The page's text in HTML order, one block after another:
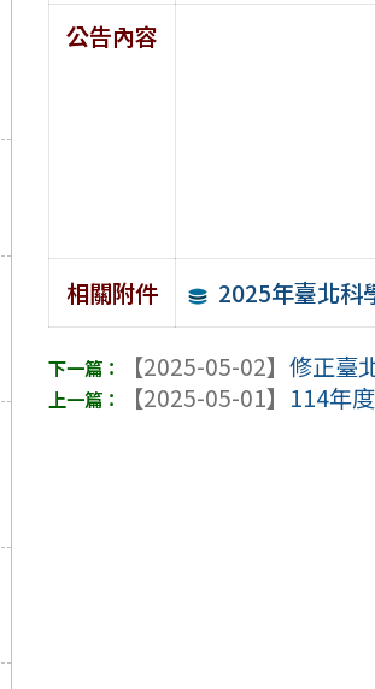
公告內容
相關附件 2025年臺北科
【2025-05-02】修正臺
【2025-05-01】 114年